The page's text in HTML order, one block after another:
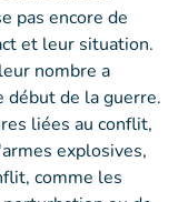
pas encore de
et leur situation.
nombre a
début de la guerre.
liées au conflit,
explosives,
comme les